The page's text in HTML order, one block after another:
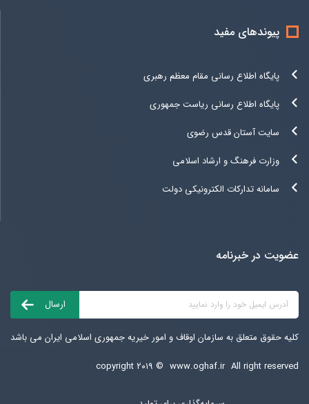
پیوندهای مفید
پایگاه اطلاع رسانی مقام معظم رهبری
پایگاه اطلاع رسانی ریاست جمهوری
سایت آستان قدس رضوی
وزارت فرهنگ و ارشاد اسلامی
سامانه تدارکات الکترونیکی دولت
عضویت در خبرنامه
کلیه حقوق متعلق به سازمان اوقاف و امور خیریه جمهوری اسلامی ایران می باشد
copyright ۲۰۱۹ © www.oghaf.ir All right reserved